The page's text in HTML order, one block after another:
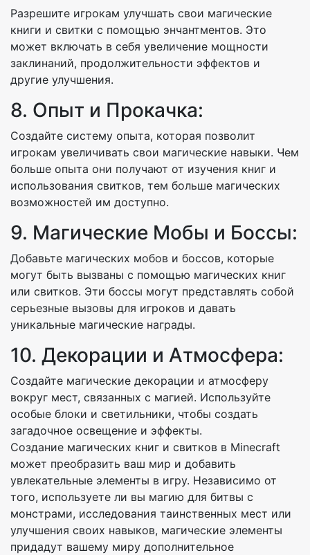
Разрешите игрокам улучшать свои магические
книги и свитки с помощью энчантментов. Это
может включать в себя увеличение мощности
заклинаний, продолжительности эффектов и
другие улучшения.
8. Опыт и Прокачка:
Создайте систему опыта, которая позволит
игрокам увеличивать свои магические навыки. Чем
больше опыта они получают от изучения книг и
использования свитков, тем больше магических
возможностей им доступно.
9. Магические Мобы и Боссы:
Добавьте магических мобов и боссов, которые
могут быть вызваны с помощью магических книг
или свитков. Эти боссы могут представлять собой
серьезные вызовы для игроков и давать
уникальные магические награды.
10. Декорации и Атмосфера:
Создайте магические декорации и атмосферу
вокруг мест, связанных с магией. Используйте
особые блоки и светильники, чтобы создать
загадочное освещение и эффекты.
Создание магических книг и свитков в Minecraft
может преобразить ваш мир и добавить
увлекательные элементы в игру. Независимо от
того, используете ли вы магию для битвы с
монстрами, исследования таинственных мест или
улучшения своих навыков, магические элементы
придадут вашему миру дополнительное